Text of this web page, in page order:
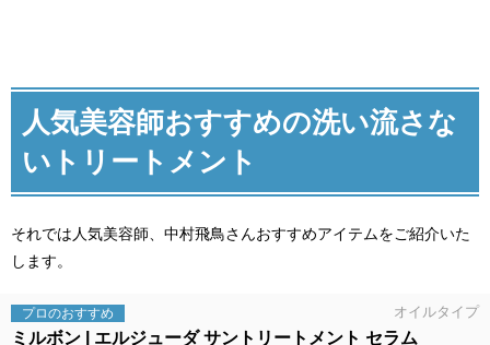
人気美容師おすすめの洗い流さな
いトリートメント
それでは人気美容師、中村飛鳥さんおすすめアイテムをご紹介いた
します。
プロのおすすめ
ミルボン エルジューダ サントリートメント セラム
オイルタイプ